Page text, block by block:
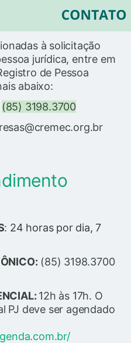
à solicitação
jurídica, entre em
de Pessoa
abaixo:
(85) 3198.3700
: 24 horas por dia, 7
(85) 3198.3700
12h às 17h. O
PJ deve ser agendado